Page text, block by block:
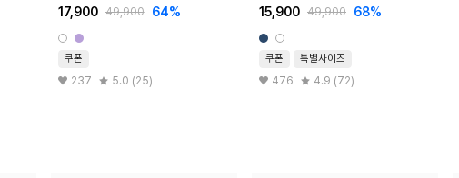
17,900 49,900 64%
쿠폰
237 5.0 (25)
15,900 49,900 68%
쿠폰 특별사이즈
476 4.9 (72)